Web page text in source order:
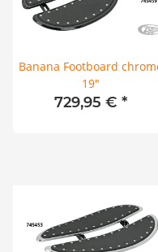
Banana Footboard
19"
729,95 € *